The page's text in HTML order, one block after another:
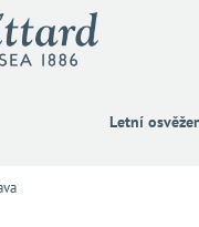
Letní